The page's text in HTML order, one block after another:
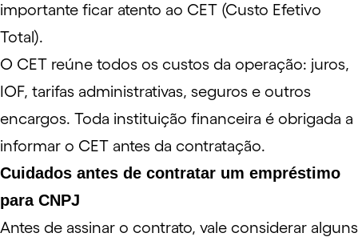
importante ficar atento ao CET (Custo Efetivo
Total).
O CET reúne todos os custos da operação: juros,
IOF, tarifas administrativas, seguros e outros
encargos. Toda instituição financeira é obrigada a
informar o CET antes da contratação.
Cuidados antes de contratar um empréstimo
para CNPJ
Antes de assinar o contrato, vale considerar alguns